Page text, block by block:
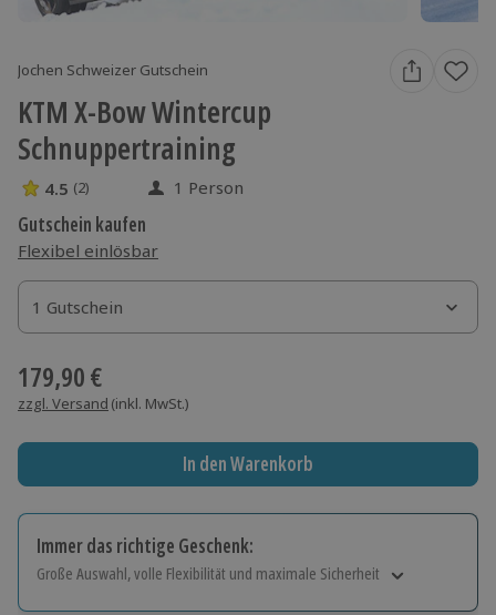
Jochen Schweizer Gutschein
KTM X-Bow Wintercup
Schnuppertraining
4.5 Sterne von 5 aus 2 Bewertungen
4.5 (2) 1 Person
Gutschein kaufen
Flexibel einlösbar
1 Gutschein
1 Gutschein
1 Gutschein
179,90 €
zzgl. Versand (inkl. MwSt.)
In den Warenkorb
Immer das richtige Geschenk:
Große Auswahl, volle Flexibilität und maximale Sicherheit